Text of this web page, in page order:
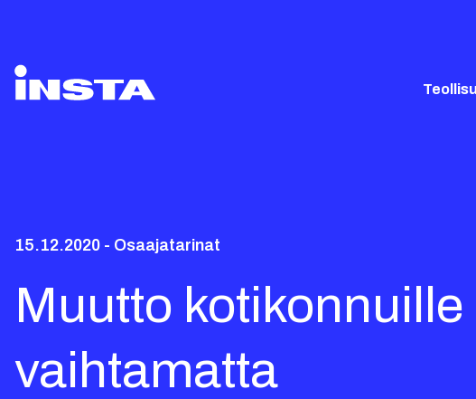
15.12.2020 - Osaajatarinat
Muutto
vaihtamatta